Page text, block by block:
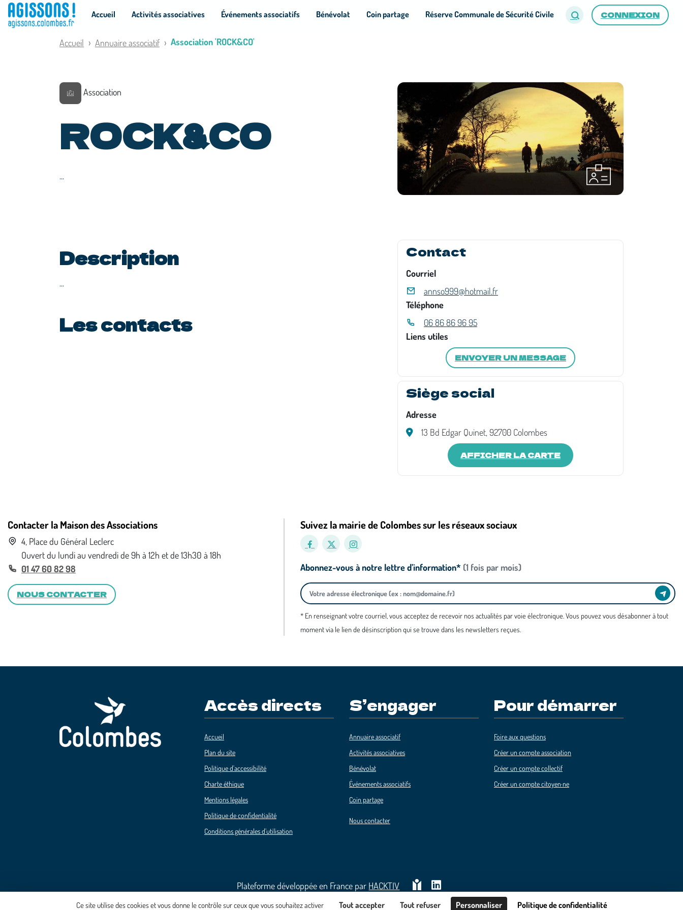
CONNEXION
Accueil Activités associatives Événements associatifs Bénévolat Coin partage Réserve Communale de Sécurité Civile
Accueil Annuaire associatif Association 'ROCK&CO'
Association
ROCK&CO
...
Description
...
Les contacts
Contact
Courriel
annso999@hotmail.fr
Téléphone
06 86 86 96 95
Liens utiles
ENVOYER UN MESSAGE
Siège social
Adresse
13 Bd Edgar Quinet, 92700 Colombes
AFFICHER LA CARTE
Contacter la Maison des Associations
4, Place du Général Leclerc
Ouvert du lundi au vendredi de 9h à 12h et de 13h30 à 18h
01 47 60 82 98
NOUS CONTACTER
Suivez la mairie de Colombes sur les réseaux sociaux
Abonnez-vous à notre lettre d’information* (1 fois par mois)
* En renseignant votre courriel, vous acceptez de recevoir nos actualités par voie électronique. Vous pouvez vous désabonner à tout
moment via le lien de désinscription qui se trouve dans les newsletters reçues.
Accès directs
Accueil
Plan du site
Politique d'accessibilité
Charte éthique
Mentions légales
Politique de confidentialité
Conditions générales d’utilisation
S’engager
Annuaire associatif
Activités associatives
Bénévolat
Événements associatifs
Coin partage
Nous contacter
Pour démarrer
Foire aux questions
Créer un compte association
Créer un compte collectif
Créer un compte citoyen·ne
Plateforme développée en France par HACKTIV
Panneau de gestion des cookies
Ce site utilise des cookies et vous donne le contrôle sur ceux que vous souhaitez activer Tout accepter Tout refuser Personnaliser Politique de confidentialité